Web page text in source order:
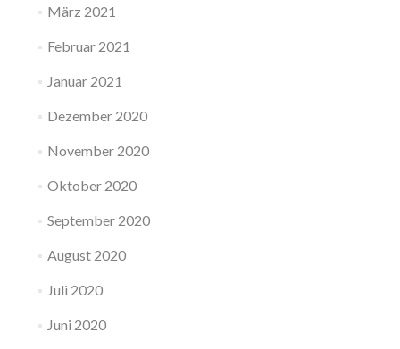
März 2021
Februar 2021
Januar 2021
Dezember 2020
November 2020
Oktober 2020
September 2020
August 2020
Juli 2020
Juni 2020